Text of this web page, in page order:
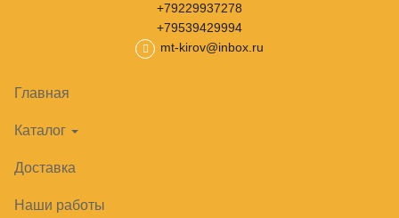
+79229937278
+79539429994
mt-kirov@inbox.ru
Главная
Каталог
Доставка
Наши работы